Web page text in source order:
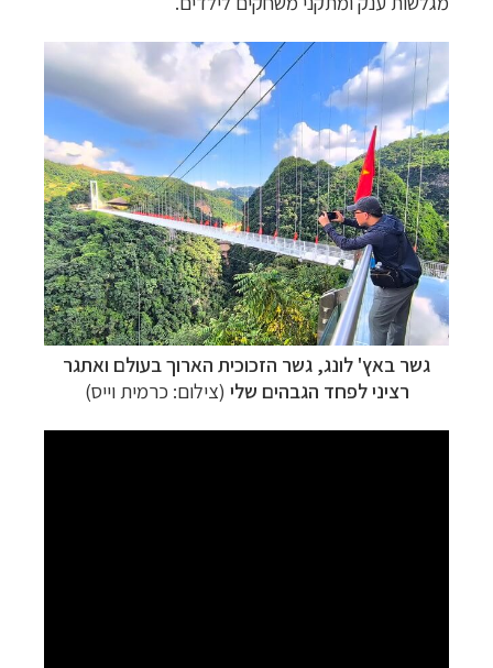
גשר באץ' לונג, גשר הזכוכית הארוך בעולם ואתגר
רציני לפחד הגבהים שלי (צילום: כרמית וייס)